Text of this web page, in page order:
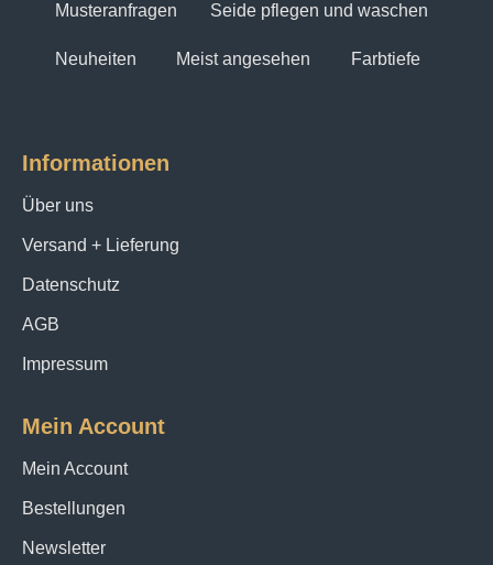
Musteranfragen Seide pflegen und waschen
Neuheiten Meist angesehen Farbtiefe
Informationen
Über uns
Versand + Lieferung
Datenschutz
AGB
Impressum
Mein Account
Mein Account
Bestellungen
Newsletter